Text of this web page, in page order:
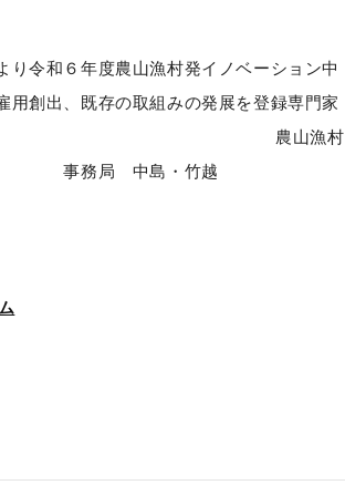
令和６年度農山漁村発イノベーション中
創出、既存の取組みの発展を登録専門家
いいたします。 農山漁村
局 中島・竹越